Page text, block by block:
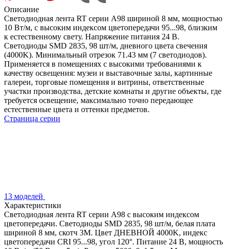
Описание
Светодиодная лента RT серии A98 шириной 8 мм, мощностью
10 Вт/м, с высоким индексом цветопередачи 95...98, близким
к естественному свету. Напряжение питания 24 В.
Светодиоды SMD 2835, 98 шт/м, дневного цвета свечения
(4000K). Минимальный отрезок 71.43 мм (7 светодиодов).
Применяется в помещениях с высокими требованиями к
качеству освещения: музеи и выставочные залы, картинные
галереи, торговые помещения и витрины, ответственные
участки производства, детские комнаты и другие объекты, где
требуется освещение, максимально точно передающее
естественные цвета и оттенки предметов.
Страница серии
13 моделей
Характеристики
Светодиодная лента RT серии A98 с высоким индексом
цветопередачи. Светодиоды SMD 2835, 98 шт/м, белая плата
шириной 8 мм, скотч 3М. Цвет ДНЕВНОЙ 4000K, индекс
цветопередачи CRI 95...98, угол 120°. Питание 24 В, мощность